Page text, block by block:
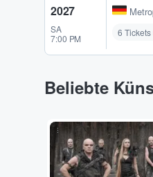
2027
SA
7:00 PM
6
Beliebte
...